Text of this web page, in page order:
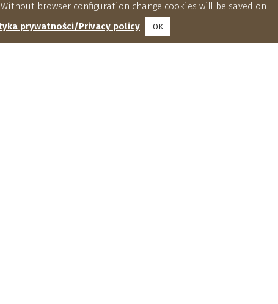
browser configuration change cookies will be saved on
prywatności/Privacy policy OK